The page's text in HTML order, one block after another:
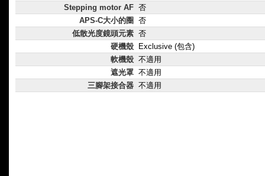
Stepping motor AF 否
APS-C大小的圈
否
低散光度鏡頭元素 否
硬機殼
Exclusive (包含)
軟機殼 不適用
遮光罩 不適用
三腳架接合器 不適用